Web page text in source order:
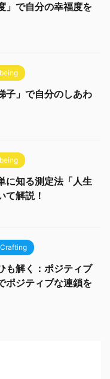
」で自分の幸福度を
子」で自分のしあわ
に知る測定法「人生
て解説！
も解く：ポジティブ
ポジティブな連鎖を